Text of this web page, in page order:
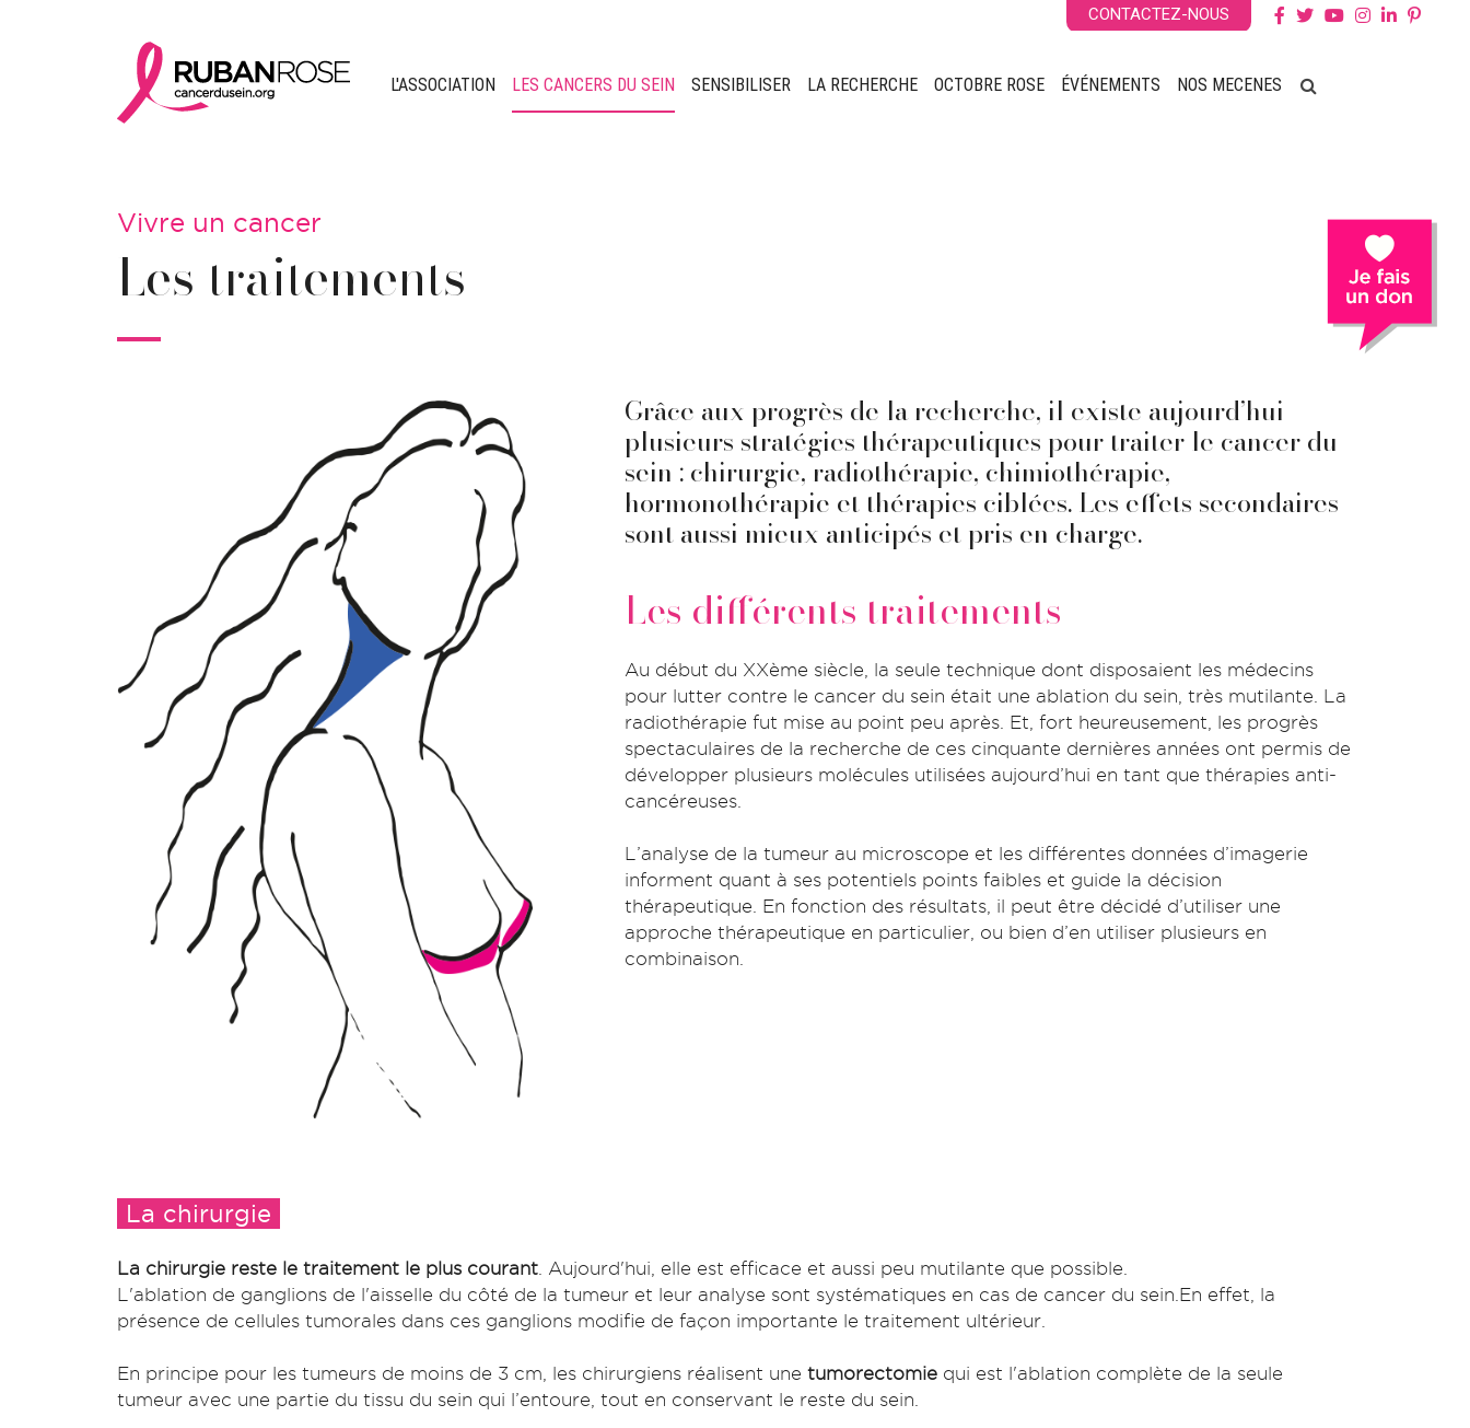
CONTACTEZ-NOUS
L'ASSOCIATION LES CANCERS DU SEIN SENSIBILISER LA RECHERCHE OCTOBRE ROSE ÉVÉNEMENTS NOS MECENES
Vivre un cancer
Les traitements
Grâce aux progrès de la recherche, il existe aujourd’hui
plusieurs stratégies thérapeutiques pour traiter le cancer du
sein : chirurgie, radiothérapie, chimiothérapie,
hormonothérapie et thérapies ciblées. Les effets secondaires
sont aussi mieux anticipés et pris en charge.
Les différents traitements
Au début du XXème siècle, la seule technique dont disposaient les médecins
pour lutter contre le cancer du sein était une ablation du sein, très mutilante. La
radiothérapie fut mise au point peu après. Et, fort heureusement, les progrès
spectaculaires de la recherche de ces cinquante dernières années ont permis de
développer plusieurs molécules utilisées aujourd’hui en tant que thérapies anti-
cancéreuses.
L’analyse de la tumeur au microscope et les différentes données d’imagerie
informent quant à ses potentiels points faibles et guide la décision
thérapeutique. En fonction des résultats, il peut être décidé d’utiliser une
approche thérapeutique en particulier, ou bien d’en utiliser plusieurs en
combinaison.
La chirurgie
La chirurgie reste le traitement le plus courant . Aujourd'hui, elle est efficace et aussi peu mutilante que possible.
L'ablation de ganglions de l'aisselle du côté de la tumeur et leur analyse sont systématiques en cas de cancer du sein.En effet, la
présence de cellules tumorales dans ces ganglions modifie de façon importante le traitement ultérieur.
En principe pour les tumeurs de moins de 3 cm, les chirurgiens réalisent une tumorectomie qui est l'ablation complète de la seule
tumeur avec une partie du tissu du sein qui l’entoure, tout en conservant le reste du sein.